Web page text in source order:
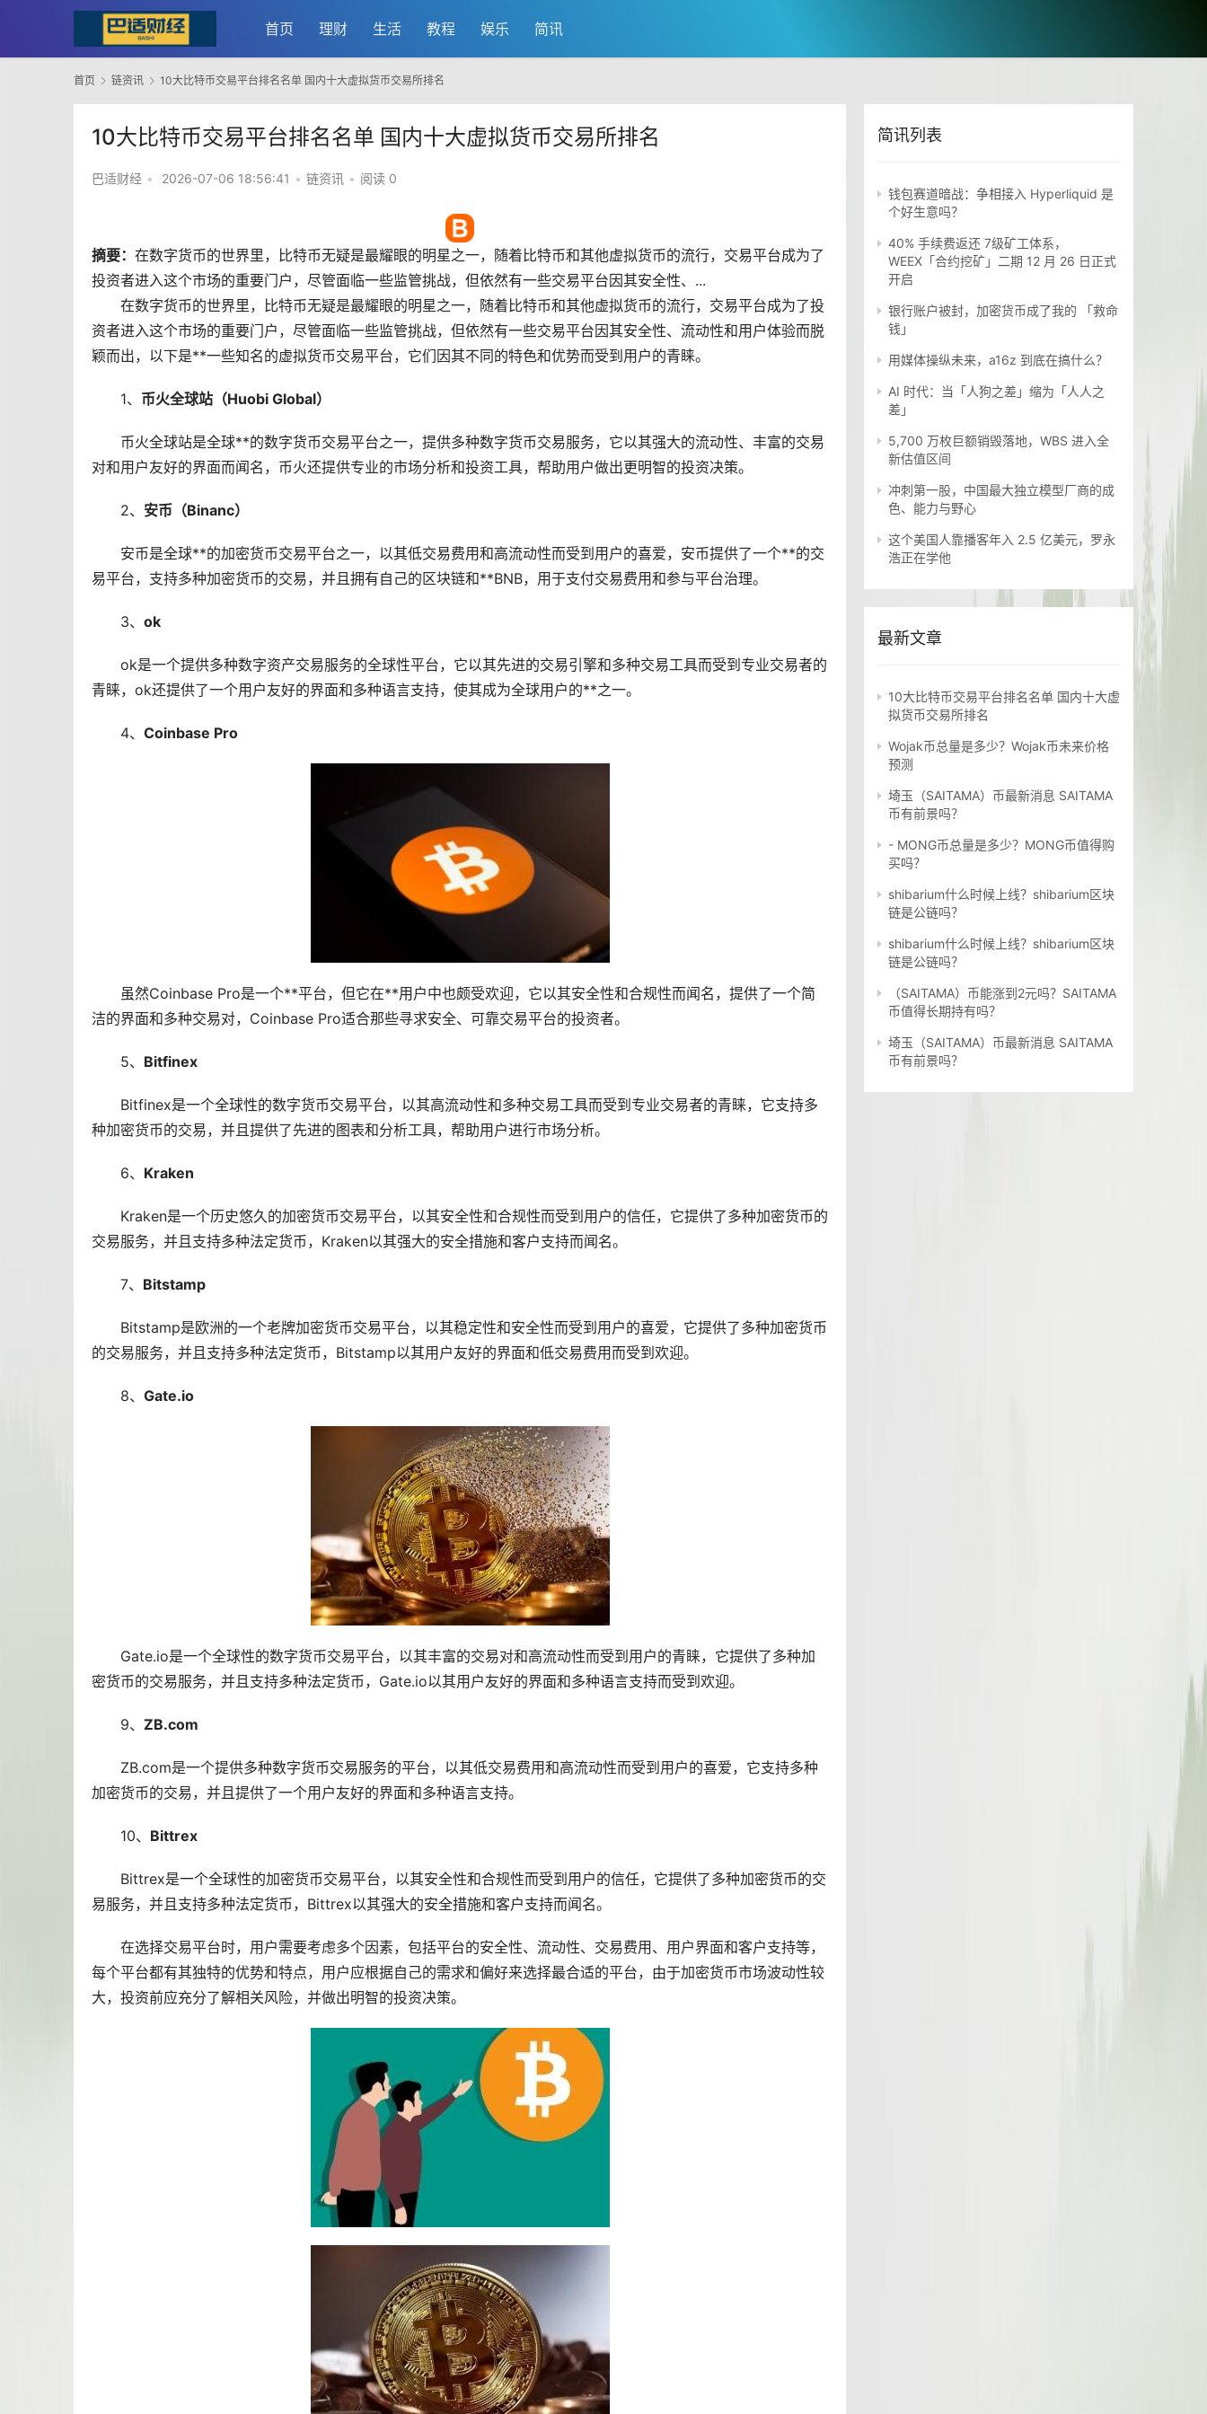
首页 理财 生活 教程 娱乐 简讯
首页 链资讯 10大比特币交易平台排名名单 国内十大虚拟货币交易所排名
10大比特币交易平台排名名单 国内十大虚拟货币交易所排名
巴适财经 • 2026-07-06 18:56:41 • 链资讯 • 阅读 0
摘要： 在数字货币的世界里， 比特币无疑是最耀眼的明星之一，随着比特币和其他虚拟货币的流行，交易平台成为了
投资者进入这个市场的重要门户，尽管面临一些监管挑战，但依然有一些交易平台因其安全性、...
在数字货币的世界里，比特币无疑是最耀眼的明星之一，随着比特币和其他虚拟货币的流行，交易平台成为了投
资者进入这个市场的重要门户，尽管面临一些监管挑战，但依然有一些交易平台因其安全性、流动性和用户体验而脱
颖而出，以下是**一些知名的虚拟货币交易平台，它们因其不同的特色和优势而受到用户的青睐。
1、 币火全球站（Huobi Global）
币火全球站是全球**的数字货币交易平台之一，提供多种数字货币交易服务，它以其强大的流动性、丰富的交易
对和用户友好的界面而闻名，币火还提供专业的市场分析和投资工具，帮助用户做出更明智的投资决策。
2、 安币（Binanc）
安币是全球**的加密货币交易平台之一，以其低交易费用和高流动性而受到用户的喜爱，安币提供了一个**的交
易平台，支持多种加密货币的交易，并且拥有自己的区块链和**BNB，用于支付交易费用和参与平台治理。
3、 ok
ok是一个提供多种数字资产交易服务的全球性平台，它以其先进的交易引擎和多种交易工具而受到专业交易者的
青睐，ok还提供了一个用户友好的界面和多种语言支持，使其成为全球用户的**之一。
4、 Coinbase Pro
虽然Coinbase Pro是一个**平台，但它在**用户中也颇受欢迎，它以其安全性和合规性而闻名，提供了一个简
洁的界面和多种交易对，Coinbase Pro适合那些寻求安全、可靠交易平台的投资者。
5、 Bitfinex
Bitfinex是一个全球性的数字货币交易平台，以其高流动性和多种交易工具而受到专业交易者的青睐，它支持多
种加密货币的交易，并且提供了先进的图表和分析工具，帮助用户进行市场分析。
6、 Kraken
Kraken是一个历史悠久的加密货币交易平台，以其安全性和合规性而受到用户的信任，它提供了多种加密货币的
交易服务，并且支持多种法定货币，Kraken以其强大的安全措施和客户支持而闻名。
7、 Bitstamp
Bitstamp是欧洲的一个老牌加密货币交易平台，以其稳定性和安全性而受到用户的喜爱，它提供了多种加密货币
的交易服务，并且支持多种法定货币，Bitstamp以其用户友好的界面和低交易费用而受到欢迎。
8、 Gate.io
Gate.io是一个全球性的数字货币交易平台，以其丰富的交易对和高流动性而受到用户的青睐，它提供了多种加
密货币的交易服务，并且支持多种法定货币，Gate.io以其用户友好的界面和多种语言支持而受到欢迎。
9、 ZB.com
ZB.com是一个提供多种数字货币交易服务的平台，以其低交易费用和高流动性而受到用户的喜爱，它支持多种
加密货币的交易，并且提供了一个用户友好的界面和多种语言支持。
10、 Bittrex
Bittrex是一个全球性的加密货币交易平台，以其安全性和合规性而受到用户的信任，它提供了多种加密货币的交
易服务，并且支持多种法定货币，Bittrex以其强大的安全措施和客户支持而闻名。
在选择交易平台时，用户需要考虑多个因素，包括平台的安全性、流动性、交易费用、用户界面和客户支持等，
每个平台都有其独特的优势和特点，用户应根据自己的需求和偏好来选择最合适的平台，由于加密货币市场波动性较
大，投资前应充分了解相关风险，并做出明智的投资决策。
简讯列表
钱包赛道暗战：争相接入 Hyperliquid 是
个好生意吗？
40% 手续费返还 7级矿工体系，
WEEX「合约挖矿」二期 12 月 26 日正式
开启
银行账户被封，加密货币成了我的 「救命
钱」
用媒体操纵未来，a16z 到底在搞什么？
AI 时代：当「人狗之差」缩为「人人之
差」
5,700 万枚巨额销毁落地，WBS 进入全
新估值区间
冲刺第一股，中国最大独立模型厂商的成
色、能力与野心
这个美国人靠播客年入 2.5 亿美元，罗永
浩正在学他
最新文章
10大比特币交易平台排名名单 国内十大虚
拟货币交易所排名
Wojak币总量是多少？Wojak币未来价格
预测
埼玉（SAITAMA）币最新消息 SAITAMA
币有前景吗？
- MONG币总量是多少？MONG币值得购
买吗？
shibarium什么时候上线？shibarium区块
链是公链吗？
shibarium什么时候上线？shibarium区块
链是公链吗？
（SAITAMA）币能涨到2元吗？SAITAMA
币值得长期持有吗？
埼玉（SAITAMA）币最新消息 SAITAMA
币有前景吗？